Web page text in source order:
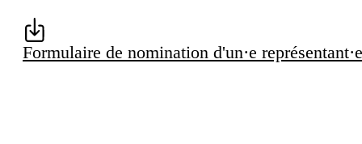
Formulaire de nomination d'un·e représentant·e